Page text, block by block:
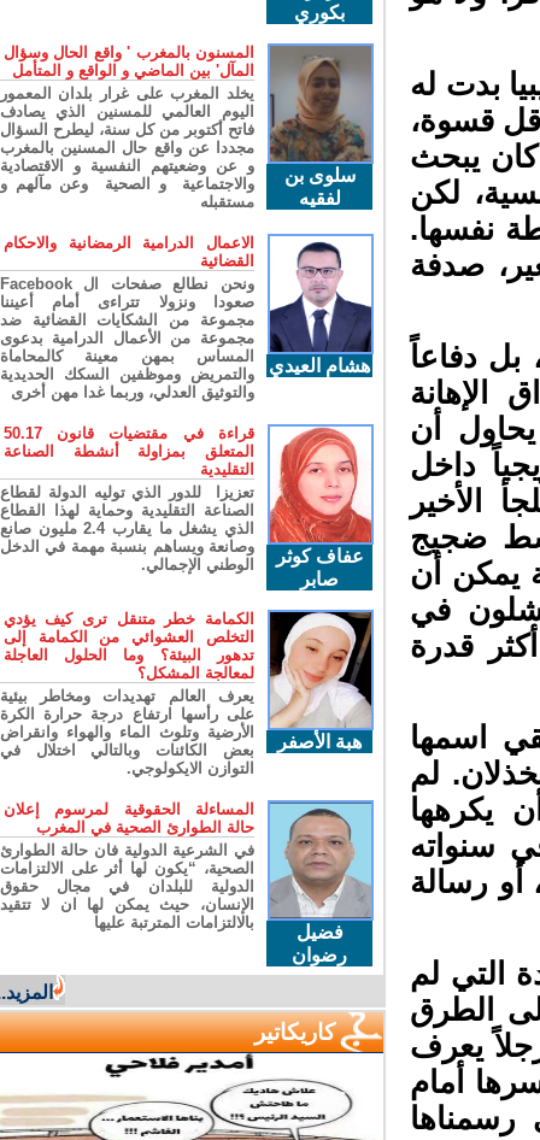
بدت له
قسوة،
يبحث
لكن
نفسها.
صدفة
دفاعاً
أن
داخل
الأخير
ضجيج
يمكن أن
في
قدرة
اسمها
لم
يكرهها
سنواته
رسالة
التي لم
الطرق
يعرف
أمام
بكوري
سلوى بن
لفقيه
المسنون بالمغرب ' واقع الحال وسؤال
المآل' بين الماضي و الواقع و المتأمل
يخلد المغرب على غرار بلدان المعمور
اليوم العالمي للمسنين الذي يصادف
فاتح أكتوبر من كل سنة، ليطرح السؤال
مجددا عن واقع حال المسنين بالمغرب
و عن وضعيتهم النفسية و الاقتصادية
والاجتماعية و الصحية وعن مآلهم و
مستقبله
هشام العيدي
الاعمال الدرامية الرمضانية والاحكام
القضائية
ونحن نطالع صفحات ال Facebook
صعودا ونزولا تتراءى أمام أعيننا
مجموعة من الشكايات القضائية ضد
مجموعة من الأعمال الدرامية بدعوى
المساس بمهن معينة كالمحاماة
والتمريض وموظفين السكك الحديدية
والتوثيق العدلي، وربما غدا مهن أخرى
عفاف كوثر
صابر
قراءة في مقتضيات قانون 50.17
المتعلق بمزاولة أنشطة الصناعة
التقليدية
تعزيزا للدور الذي توليه الدولة لقطاع
الصناعة التقليدية وحماية لهذا القطاع
الذي يشغل ما يقارب 2.4 مليون صانع
وصانعة ويساهم بنسبة مهمة في الدخل
الوطني الإجمالي.
هبة الأصفر
الكمامة خطر متنقل ترى كيف يؤدي
التخلص العشوائي من الكمامة إلى
تدهور البيئة؟ وما الحلول العاجلة
لمعالجة المشكل؟
يعرف العالم تهديدات ومخاطر بيئية
على رأسها ارتفاع درجة حرارة الكرة
الأرضية وتلوث الماء والهواء وانقراض
بعض الكائنات وبالتالي اختلال في
التوازن الايكولوجي.
فضيل
رضوان
المساءلة الحقوقية لمرسوم إعلان
حالة الطوارئ الصحية في المغرب
في الشرعية الدولية فان حالة الطوارئ
الصحية، “يكون لها أثر على الالتزامات
الدولية للبلدان في مجال حقوق
الإنسان، حيث يمكن لها ان لا تتقيد
بالالتزامات المترتبة عليها
المزيد...
كاريكاتير